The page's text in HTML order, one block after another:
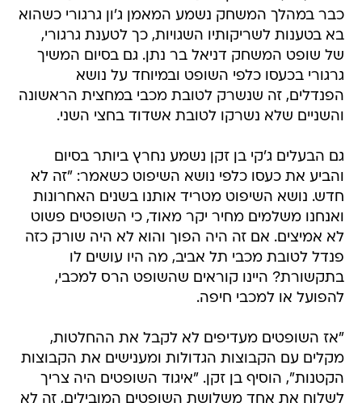
כבר במהלך המשחק נשמע המאמן ג'ון גרגורי כשהוא
בא בטענות לשריקותיו השגויות, כך לטענת גרגורי,
של שופט המשחק דניאל בר נתן. גם בסיום המשיך
גרגורי בכעסו כלפי השופט ובמיוחד על נושא
הפנדלים, זה שנשרק לטובת מכבי במחצית הראשונה
והשניים שלא נשרקו לטובת אשדוד בחצי השני.
גם הבעלים ג'קי בן זקן נשמע נחרץ ביותר בסיום
והביע את כעסו כלפי נושא השיפוט כשאמר: "זה לא
חדש. נושא השיפוט מטריד אותנו בשנים האחרונות
ואנחנו משלמים מחיר יקר מאוד, כי השופטים פשוט
לא אמיצים. אם זה היה הפוך והוא לא היה שורק כזה
פנדל לטובת מכבי תל אביב, מה היו עושים לו
בתקשורת? היינו קוראים שהשופט הרס למכבי,
להפועל או למכבי חיפה.
"אז השופטים מעדיפים לא לקבל את ההחלטות,
מקלים עם הקבוצות הגדולות ומענישים את הקבוצות
הקטנות", הוסיף בן זקן. "איגוד השופטים היה צריך
לשלוח את אחד משלושת השופטים המובילים, זה לא